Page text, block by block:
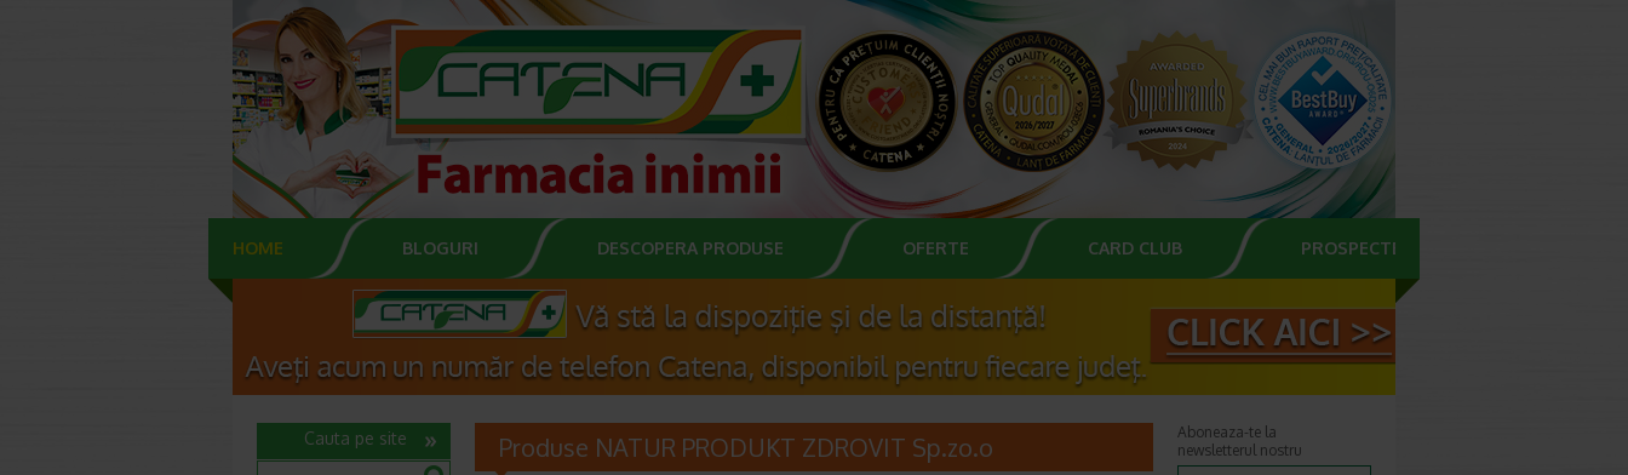
HOME BLOGURI DESCOPERA PRODUSE OFERTE CARD CLUB PROSPECTE
Produse NATUR PRODUKT ZDROVIT Sp.zo.o
Cauta pe site
Aboneaza-te la
newsletterul nostru